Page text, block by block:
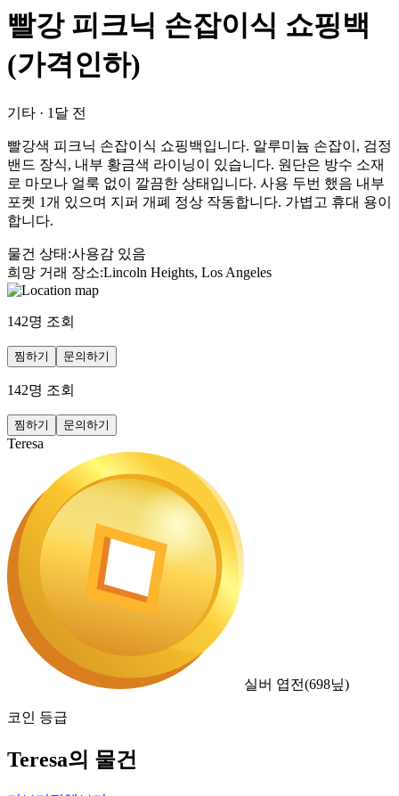
빨강 피크닉 손잡이식 쇼핑백
(가격인하)
기타 · 1달 전
빨강색 피크닉 손잡이식 쇼핑백입니다. 알루미늄 손잡이, 검정
밴드 장식, 내부 황금색 라이닝이 있습니다. 원단은 방수 소재
로 마모나 얼룩 없이 깔끔한 상태입니다. 사용 두번 했음 내부
포켓 1개 있으며 지퍼 개폐 정상 작동합니다. 가볍고 휴대 용이
합니다.
물건 상태 :사용감 있음
희망 거래 장소:Lincoln Heights, Los Angeles
142명 조회
찜하기 문의하기
142명 조회
찜하기 문의하기
Teresa
실버 엽전(698닢)
코인 등급
Teresa의 물건